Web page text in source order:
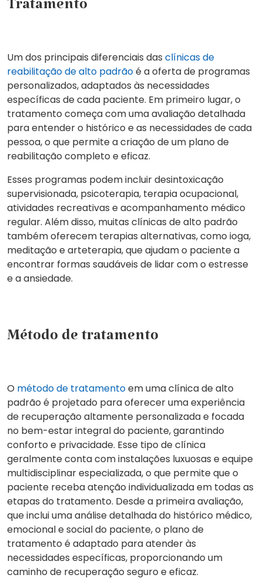
Tratamento
Um dos principais diferenciais das clínicas de
reabilitação de alto padrãoé a oferta de programas
personalizados, adaptados às necessidades
específicas de cada paciente. Em primeiro lugar, o
tratamento começa com uma avaliação detalhada
para entender o histórico e as necessidades de cada
pessoa, o que permite a criação de um plano de
reabilitação completo e eficaz.
Esses programas podem incluir desintoxicação
supervisionada, psicoterapia, terapia ocupacional,
atividades recreativas e acompanhamento médico
regular. Além disso, muitas clínicas de alto padrão
também oferecem terapias alternativas, como ioga,
meditação e arteterapia, que ajudam o paciente a
encontrar formas saudáveis de lidar com o estresse
e a ansiedade.
Método de tratamento
O método de tratamentoem uma clínica de alto
padrão é projetado para oferecer uma experiência
de recuperação altamente personalizada e focada
no bem-estar integral do paciente, garantindo
conforto e privacidade. Esse tipo de clínica
geralmente conta com instalações luxuosas e equipe
multidisciplinar especializada, o que permite que o
paciente receba atenção individualizada em todas as
etapas do tratamento. Desde a primeira avaliação,
que inclui uma análise detalhada do histórico médico,
emocional e social do paciente, o plano de
tratamento é adaptado para atender às
necessidades específicas, proporcionando um
caminho de recuperação seguro e eficaz.